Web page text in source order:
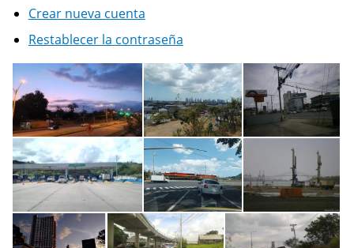
Crear nueva cuenta
Restablecer la contraseña